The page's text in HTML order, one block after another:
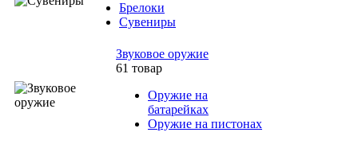
Брелоки
Сувениры
Звуковое оружие
61 товар
Оружие на
батарейках
Оружие на пистонах